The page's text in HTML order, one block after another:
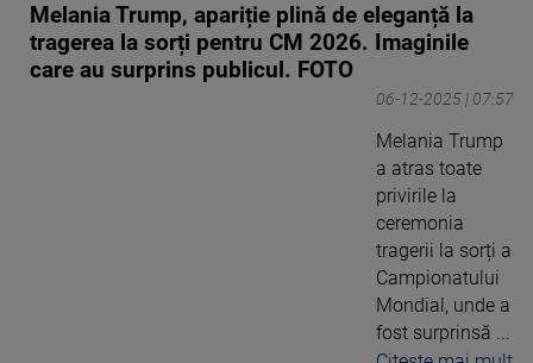
Melania Trump, apariție plină de eleganță la
tragerea la sorți pentru CM 2026. Imaginile
care au surprins publicul. FOTO
06-12-2025 | 07:57
Melania Trump
a atras toate
privirile la
ceremonia
tragerii la sorți a
Campionatului
Mondial, unde a
fost surprinsă ...